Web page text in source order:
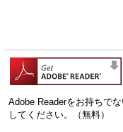
Adobe Readerをお持ちで
してください。（無料）